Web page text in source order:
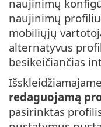
naujinimų
naujinimų
mobiliųjų
alternatyvus
besikeičiančias
redaguojamą
pasirinktas